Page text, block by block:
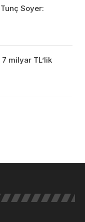
Soyer:
7 milyar TL’lik